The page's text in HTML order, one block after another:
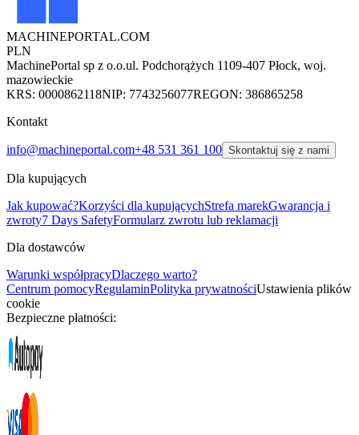
MACHINEPORTAL.COM
PLN
MachinePortal sp z o.o.ul. Podchorążych 1109-407 Płock, woj.
mazowieckie
KRS: 0000862118NIP: 7743256077REGON: 386865258
Kontakt
info@machineportal.com+48 531 361 100 Skontaktuj się z nami
Dla kupujących
Jak kupować?Korzyści dla kupującychStrefa marekGwarancja i
zwroty7 Days SafetyFormularz zwrotu lub reklamacji
Dla dostawców
Warunki współpracyDlaczego warto?
Centrum pomocyRegulaminPolityka prywatnościUstawienia plików
cookie
Bezpieczne płatności: